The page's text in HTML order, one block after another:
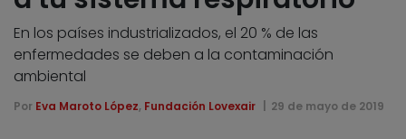
En los países industrializados, el 20 % de las
enfermedades se deben a la contaminación
ambiental
Por Eva Maroto López, Fundación Lovexair 29 de mayo de 2019